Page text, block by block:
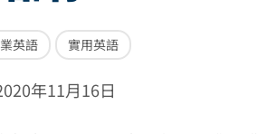
英語 實用英語
年11月16日